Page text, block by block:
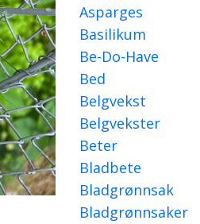
Asparges
Basilikum
Be-Do-Have
Bed
Belgvekst
Belgvekster
Beter
Bladbete
Bladgrønnsak
Bladgrønnsaker